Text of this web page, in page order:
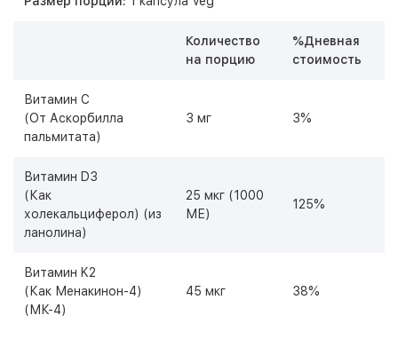
Количество
на порцию
%Дневная
стоимость
Витамин С
(От Аскорбилла
пальмитата)
3 мг 3%
Витамин D3
(Как
холекальциферол) (из
ланолина)
25 мкг (1000
МЕ)
125%
Витамин K2
(Как Менакинон-4)
(МК-4)
45 мкг 38%